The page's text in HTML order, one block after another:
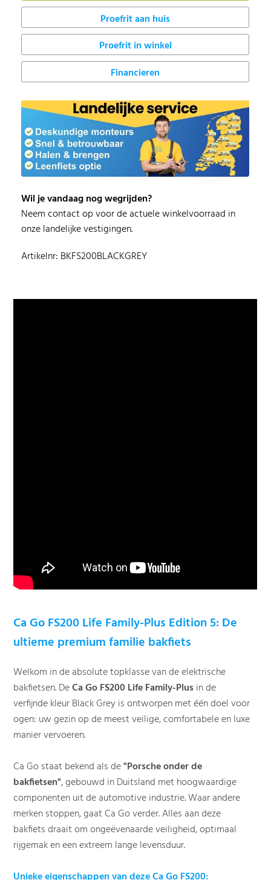
Proefrit in winkel
Financieren
Wil je vandaag nog wegrijden?
Neem contact op voor de actuele winkelvoorraad in
onze landelijke vestigingen.
Artikelnr: BKFS200BLACKGREY
Ca Go FS200 Life Family-Plus Edition 5: De
ultieme premium familie bakfiets
Welkom in de absolute topklasse van de elektrische
bakfietsen. DeCa Go FS200 Life Family-Plusin de
verfijnde kleur Black Grey is ontworpen met één doel voor
ogen: uw gezin op de meest veilige, comfortabele en luxe
manier vervoeren.
Ca Go staat bekend als de"Porsche onder de
bakfietsen", gebouwd in Duitsland met hoogwaardige
componenten uit de automotive industrie. Waar andere
merken stoppen, gaat Ca Go verder. Alles aan deze
bakfiets draait om ongeëvenaarde veiligheid, optimaal
rijgemak en een extreem lange levensduur.